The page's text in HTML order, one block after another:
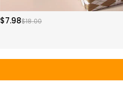
$7.98$18.00